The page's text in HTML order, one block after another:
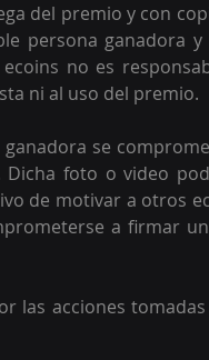
del premio y con
persona ganadora
no es
ni al uso del premio.
se
foto o video
de motivar a otros
a firmar
las acciones